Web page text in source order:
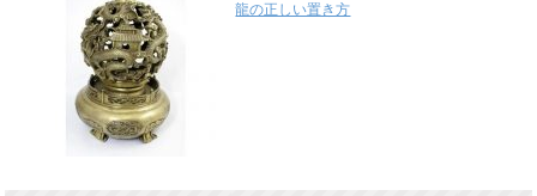
龍の正しい置き方